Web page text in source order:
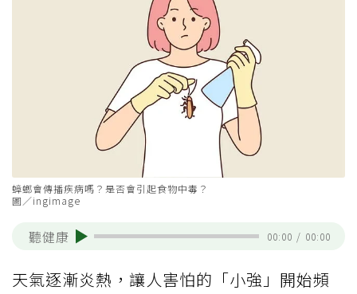
蟑螂會傳播疾病嗎？是否會引起食物中毒？
圖／ingimage
聽健康 00:00 / 00:00
天氣逐漸炎熱，讓人害怕的「小強」開始頻